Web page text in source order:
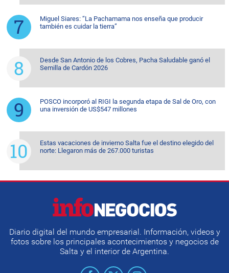
Miguel Siares: “La Pachamama nos enseña que producir
también es cuidar la tierra”
Desde San Antonio de los Cobres, Pacha Saludable ganó el
Semilla de Cardón 2026
POSCO incorporó al RIGI la segunda etapa de Sal de Oro, con
una inversión de US$547 millones
Estas vacaciones de invierno Salta fue el destino elegido del
norte: Llegaron más de 267.000 turistas
Diario digital del mundo empresarial. Información, videos y
fotos sobre los principales acontecimientos y negocios de
Salta y el interior de Argentina.